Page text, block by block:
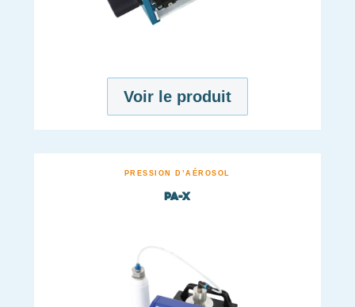
Voir le produit
PRESSION D’AÉROSOL
pA-X